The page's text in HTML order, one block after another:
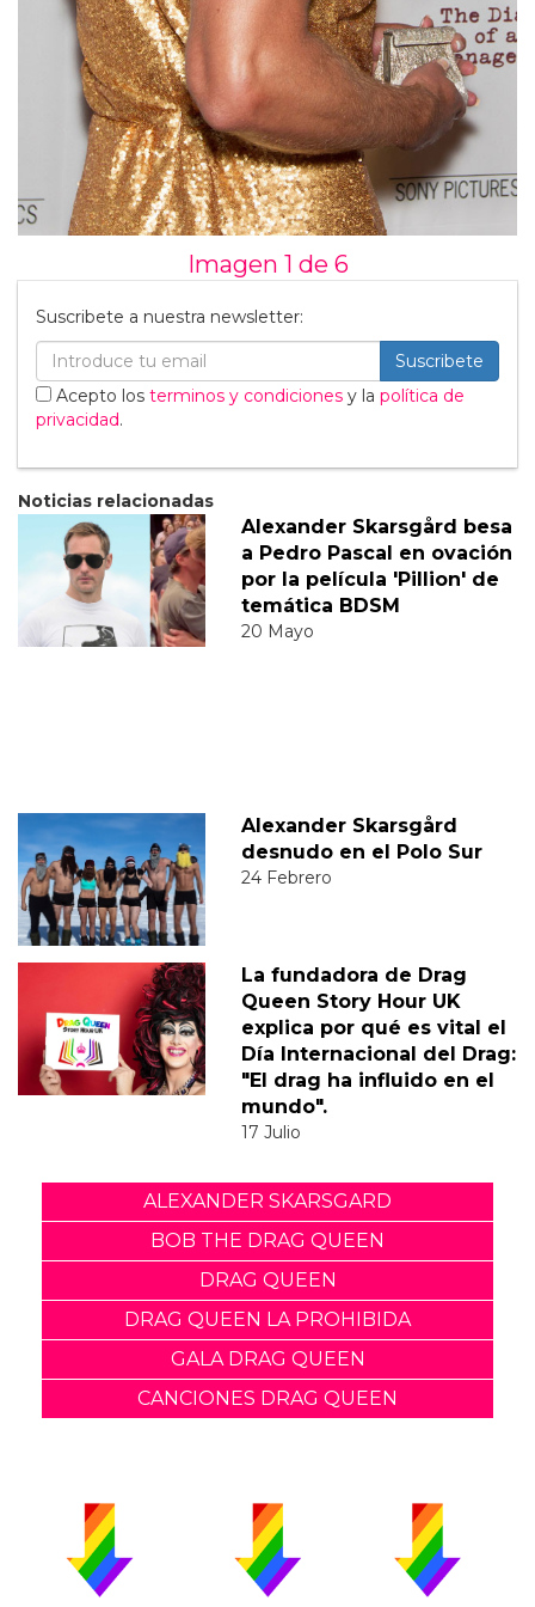
Imagen 1 de 6
Suscribete a nuestra newsletter:
Suscribete
Acepto los terminos y condiciones y la política de
privacidad.
Noticias relacionadas
Alexander Skarsgård besa
a Pedro Pascal en ovación
por la película 'Pillion' de
temática BDSM
20 Mayo
Alexander Skarsgård
desnudo en el Polo Sur
24 Febrero
La fundadora de Drag
Queen Story Hour UK
explica por qué es vital el
Día Internacional del Drag:
"El drag ha influido en el
mundo".
17 Julio
ALEXANDER SKARSGARD
BOB THE DRAG QUEEN
DRAG QUEEN
DRAG QUEEN LA PROHIBIDA
GALA DRAG QUEEN
CANCIONES DRAG QUEEN